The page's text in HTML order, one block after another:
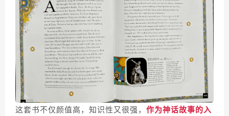
这套书不仅颜值高，知识性又很强， 作为神话故事的入